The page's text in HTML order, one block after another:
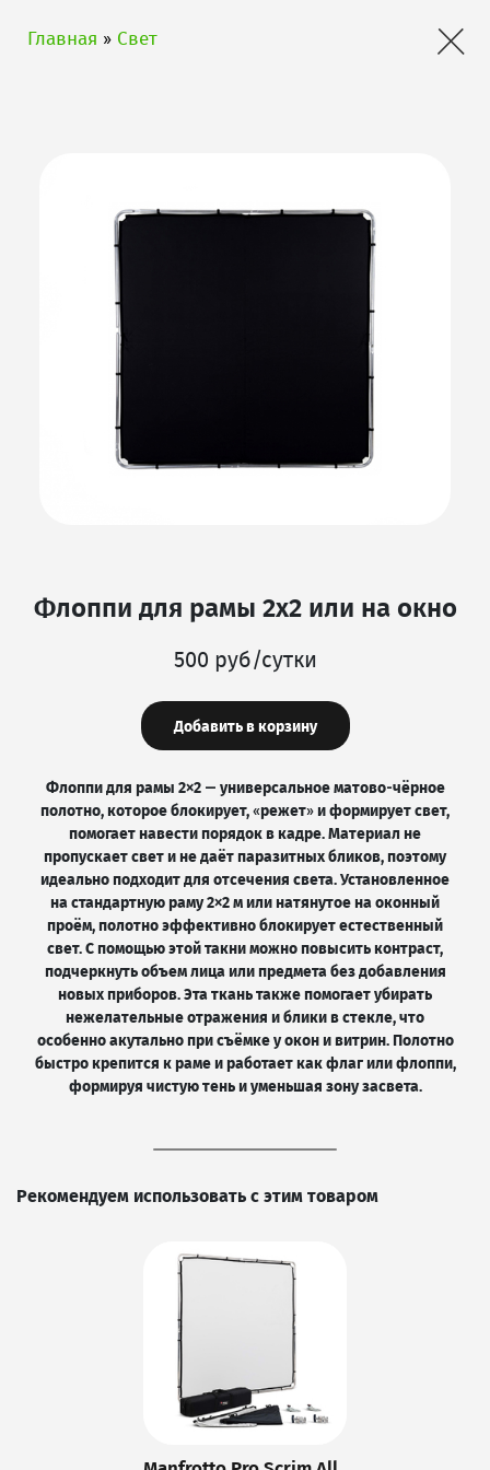
Главная » Свет ×
Флоппи для рамы 2х2 или на окно
500 руб/сутки
Добавить в корзину
Флоппи для рамы 2×2 — универсальное матово‑чёрное
полотно, которое блокирует, «режет» и формирует свет,
помогает навести порядок в кадре. Материал не
пропускает свет и не даёт паразитных бликов, поэтому
идеально подходит для отсечения света. Установленное
на стандартную раму 2×2 м или натянутое на оконный
проём, полотно эффективно блокирует естественный
свет. С помощью этой такни можно повысить контраст,
подчеркнуть объем лица или предмета без добавления
новых приборов. Эта ткань также помогает убирать
нежелательные отражения и блики в стекле, что
особенно акутально при съёмке у окон и витрин. Полотно
быстро крепится к раме и работает как флаг или флоппи,
формируя чистую тень и уменьшая зону засвета.
Рекомендуем использовать с этим товаром